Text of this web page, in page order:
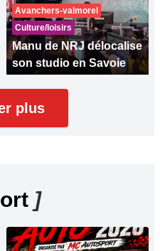
Avanchers-valmorel
Culture/loisirs
Manu de NRJ délocalise
son studio en Savoie
plus
]